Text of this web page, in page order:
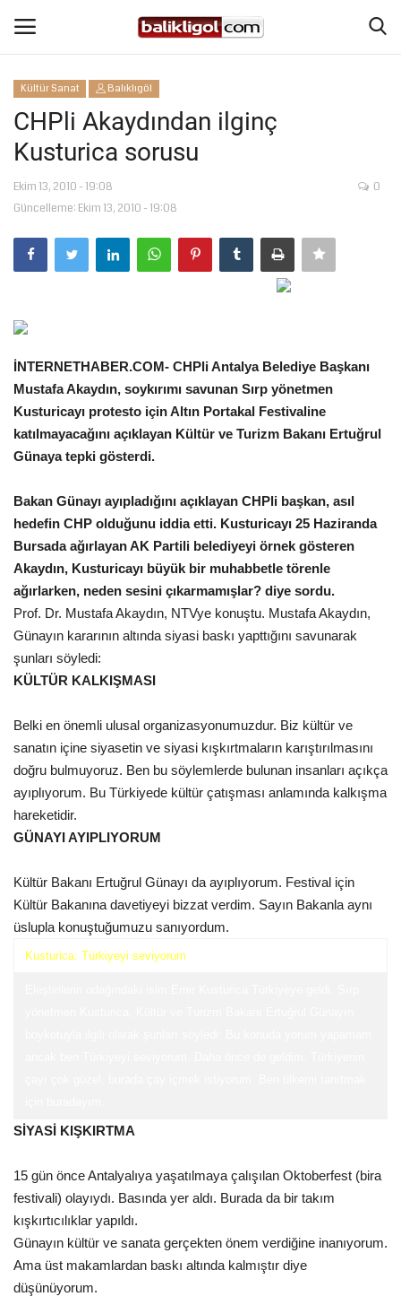
Giriş Yap
Anasayfa
Köşe Yazıları
Eğitim
Spor
Gündem
Ekonomi
Siyaset
Galeriler
Yaşam
Sağlık
İletişim
Kültür Sanat
Kültür Sanat Balıklıgöl
CHPli Akaydından ilginç
Kusturica sorusu
Ekim 13, 2010 - 19:08
Güncelleme: Ekim 13, 2010 - 19:08
0
İNTERNETHABER.COM- CHPli Antalya Belediye Başkanı
Mustafa Akaydın, soykırımı savunan Sırp yönetmen
Kusturicayı protesto için Altın Portakal Festivaline
katılmayacağını açıklayan Kültür ve Turizm Bakanı Ertuğrul
Günaya tepki gösterdi.
Bakan Günayı ayıpladığını açıklayan CHPli başkan, asıl
hedefin CHP olduğunu iddia etti. Kusturicayı 25 Haziranda
Bursada ağırlayan AK Partili belediyeyi örnek gösteren
Akaydın, Kusturicayı büyük bir muhabbetle törenle
ağırlarken, neden sesini çıkarmamışlar? diye sordu.
Prof. Dr. Mustafa Akaydın, NTVye konuştu. Mustafa Akaydın,
Günayın kararının altında siyasi baskı yapttığını savunarak
şunları söyledi:
KÜLTÜR KALKIŞMASI
Belki en önemli ulusal organizasyonumuzdur. Biz kültür ve
sanatın içine siyasetin ve siyasi kışkırtmaların karıştırılmasını
doğru bulmuyoruz. Ben bu söylemlerde bulunan insanları açıkça
ayıplıyorum. Bu Türkiyede kültür çatışması anlamında kalkışma
hareketidir.
GÜNAYI AYIPLIYORUM
Kültür Bakanı Ertuğrul Günayı da ayıplıyorum. Festival için
Kültür Bakanına davetiyeyi bizzat verdim. Sayın Bakanla aynı
üslupla konuştuğumuzu sanıyordum.
Kusturica: Türkiyeyi seviyorum
SİYASİ KIŞKIRTMA
15 gün önce Antalyalıya yaşatılmaya çalışılan Oktoberfest (bira
festivali) olayıydı. Basında yer aldı. Burada da bir takım
kışkırtıcılıklar yapıldı.
Günayın kültür ve sanata gerçekten önem verdiğine inanıyorum.
Ama üst makamlardan baskı altında kalmıştır diye
düşünüyorum.